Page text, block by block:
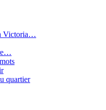
Victoria…
quartier